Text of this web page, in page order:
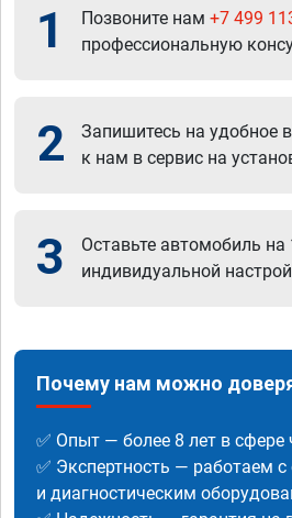
1 Позвоните нам +7 499
профессиональную
2
Запишитесь на удобное
к нам в сервис на
3
Оставьте автомобиль на
индивидуальной
Почему нам можно
✅ Опыт — более 8 лет в сфере
✅ Экспертность — работаем
и диагностическим